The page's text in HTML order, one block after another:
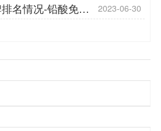
名情况-铅酸免维
菱」
2023-06-30